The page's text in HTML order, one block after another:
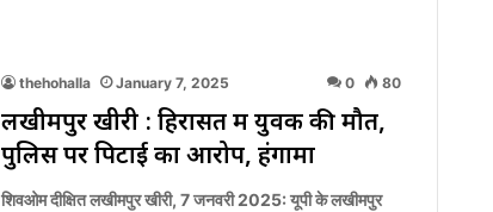
thehohalla January 7, 2025 0 80
लखीमपुर खीरी : हिरासत में युवक की मौत,
पुलिस पर पिटाई का आरोप, हंगामा
शिवओम दीक्षित लखीमपुर खीरी, 7 जनवरी 2025: यूपी के लखीमपुर